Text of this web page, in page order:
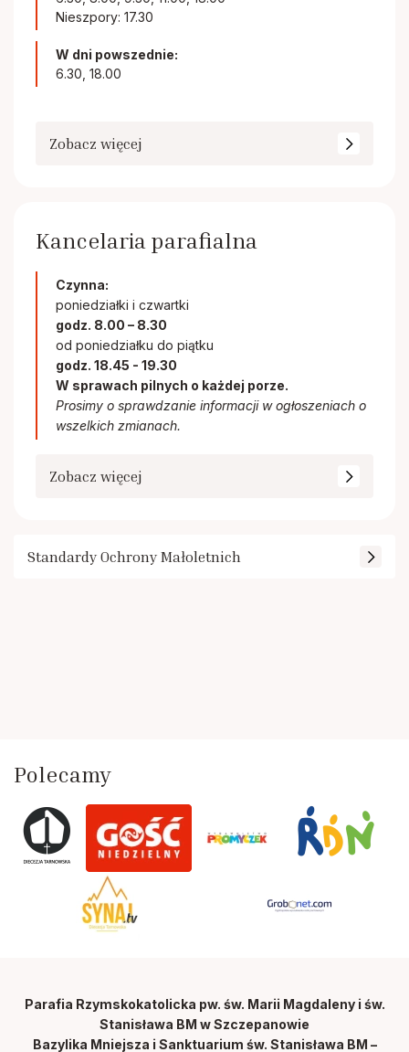
Nieszpory: 17.30
W dni powszednie:
6.30, 18.00
Zobacz więcej
Kancelaria parafialna
Czynna:
poniedziałki i czwartki
godz. 8.00 – 8.30
od poniedziałku do piątku
godz. 18.45 - 19.30
W sprawach pilnych o każdej porze.
Prosimy o sprawdzanie informacji w ogłoszeniach o
wszelkich zmianach.
Zobacz więcej
Standardy Ochrony Małoletnich
Polecamy
Parafia Rzymskokatolicka pw. św. Marii Magdaleny i św.
Stanisława BM w Szczepanowie
Bazylika Mniejsza i Sanktuarium św. Stanisława BM –